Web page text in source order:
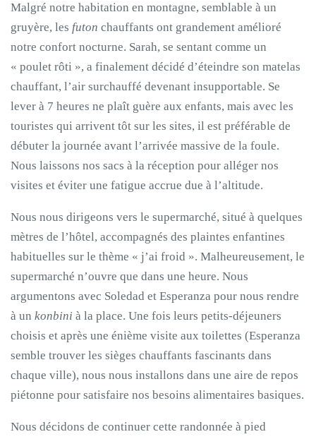
Malgré notre habitation en montagne, semblable à un
gruyère, les futon chauffants ont grandement amélioré
notre confort nocturne. Sarah, se sentant comme un
« poulet rôti », a finalement décidé d’éteindre son matelas
chauffant, l’air surchauffé devenant insupportable. Se
lever à 7 heures ne plaît guère aux enfants, mais avec les
touristes qui arrivent tôt sur les sites, il est préférable de
débuter la journée avant l’arrivée massive de la foule.
Nous laissons nos sacs à la réception pour alléger nos
visites et éviter une fatigue accrue due à l’altitude.
Nous nous dirigeons vers le supermarché, situé à quelques
mètres de l’hôtel, accompagnés des plaintes enfantines
habituelles sur le thème « j’ai froid ». Malheureusement, le
supermarché n’ouvre que dans une heure. Nous
argumentons avec Soledad et Esperanza pour nous rendre
à un konbini à la place. Une fois leurs petits-déjeuners
choisis et après une énième visite aux toilettes (Esperanza
semble trouver les sièges chauffants fascinants dans
chaque ville), nous nous installons dans une aire de repos
piétonne pour satisfaire nos besoins alimentaires basiques.
Nous décidons de continuer cette randonnée à pied